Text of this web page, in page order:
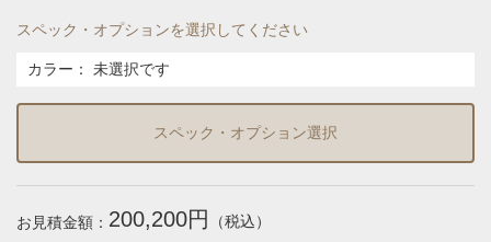
スペック・オプションを選択してください
カラー ： 未選択です
スペック・オプション選択
お見積金額： 200,200円 （税込）